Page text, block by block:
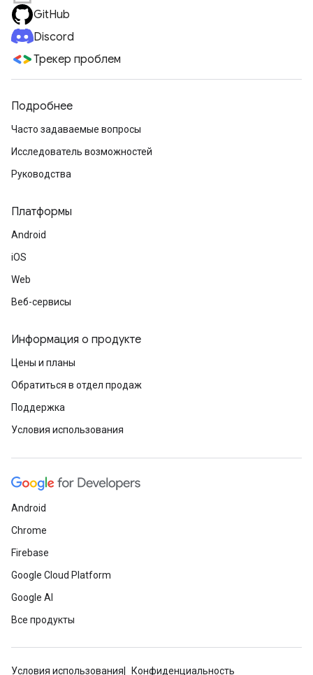
GitHub
Discord
Трекер проблем
Подробнее
Часто задаваемые вопросы
Исследователь возможностей
Руководства
Платформы
Android
iOS
Web
Веб-сервисы
Информация о продукте
Цены и планы
Обратиться в отдел продаж
Поддержка
Условия использования
Android
Chrome
Firebase
Google Cloud Platform
Google AI
Все продукты
Условия использования Конфиденциальность